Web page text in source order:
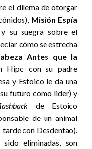
el dilema de otorgar
Misión Espía
su suegra sobre el
cómo se estrecha
Antes que la
Hipo con su padre
y Estoico le da una
futuro como lider) y
de Estoico
de un animal
tarde con Desdentao).
eliminadas, son